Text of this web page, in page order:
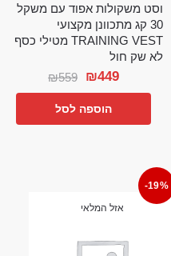
וסט משקולות אפוד עם משקל
30 קג מתכוונן מקצועי
TRAINING VEST מטילי כסף
לא שק חול
₪559 ₪449
הוספה לסל
-19%
אזל המלאי